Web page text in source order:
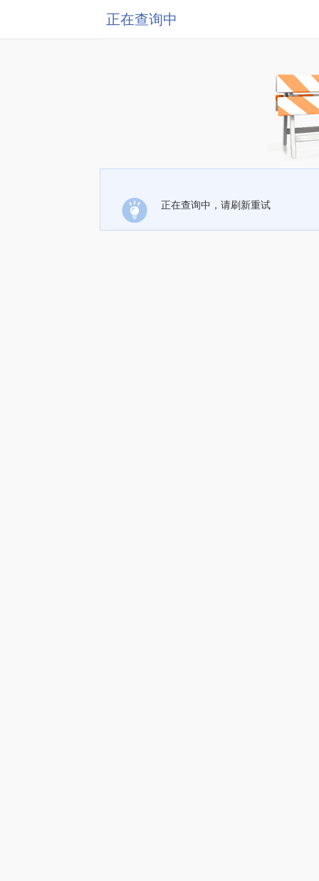
正在查询中
正在查询中，请刷新重试